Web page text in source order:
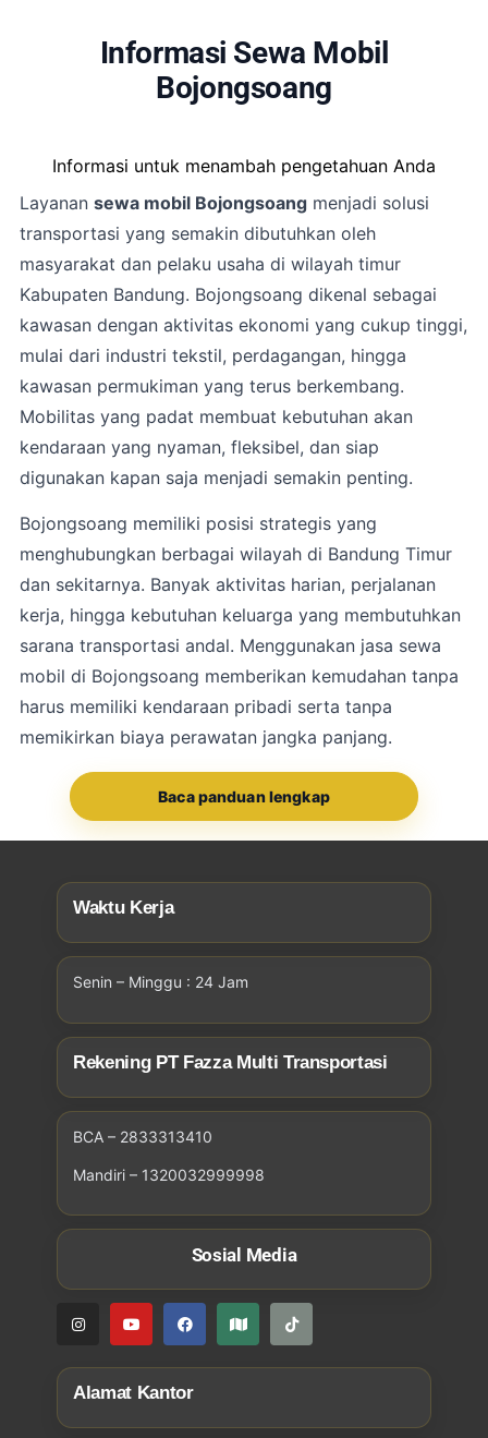
Informasi Sewa Mobil
Bojongsoang
Informasi untuk menambah pengetahuan Anda
Layanan sewa mobil Bojongsoang menjadi solusi
transportasi yang semakin dibutuhkan oleh
masyarakat dan pelaku usaha di wilayah timur
Kabupaten Bandung. Bojongsoang dikenal sebagai
kawasan dengan aktivitas ekonomi yang cukup tinggi,
mulai dari industri tekstil, perdagangan, hingga
kawasan permukiman yang terus berkembang.
Mobilitas yang padat membuat kebutuhan akan
kendaraan yang nyaman, fleksibel, dan siap
digunakan kapan saja menjadi semakin penting.
Bojongsoang memiliki posisi strategis yang
menghubungkan berbagai wilayah di Bandung Timur
dan sekitarnya. Banyak aktivitas harian, perjalanan
kerja, hingga kebutuhan keluarga yang membutuhkan
sarana transportasi andal. Menggunakan jasa sewa
mobil di Bojongsoang memberikan kemudahan tanpa
harus memiliki kendaraan pribadi serta tanpa
memikirkan biaya perawatan jangka panjang.
Baca panduan lengkap
Waktu Kerja
Senin – Minggu : 24 Jam
Rekening PT Fazza Multi Transportasi
BCA – 2833313410
Mandiri – 1320032999998
Sosial Media
Alamat Kantor